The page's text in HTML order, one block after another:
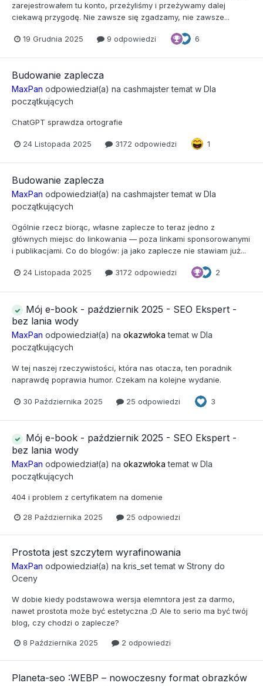
zarejestrowałem tu konto, przeżyliśmy i przeżywamy dalej
ciekawą przygodę. Nie zawsze się zgadzamy, nie zawsze...
19 Grudnia 2025 9 odpowiedzi 6
Budowanie zaplecza
MaxPan odpowiedział(a) na cashmajstertemat w Dla
początkujących
ChatGPT sprawdza ortografie
24 Listopada 2025 3172 odpowiedzi 1
Budowanie zaplecza
MaxPan odpowiedział(a) na cashmajstertemat w Dla
początkujących
Ogólnie rzecz biorąc, własne zaplecze to teraz jedno z
głównych miejsc do linkowania — poza linkami sponsorowanymi
i publikacjami. Co do blogów: ja jako zaplecze nie stawiam już...
24 Listopada 2025 3172 odpowiedzi 2
Mój e-book - październik 2025 - SEO Ekspert -
bez lania wody
MaxPan odpowiedział(a) na okazwłoka temat w Dla
początkujących
W tej naszej rzeczywistości, która nas otacza, ten poradnik
naprawdę poprawia humor. Czekam na kolejne wydanie.
30 Października 2025 25 odpowiedzi 3
Mój e-book - październik 2025 - SEO Ekspert -
bez lania wody
MaxPan odpowiedział(a) na okazwłoka temat w Dla
początkujących
404 i problem z certyfikatem na domenie
28 Października 2025 25 odpowiedzi
Prostota jest szczytem wyrafinowania
MaxPan odpowiedział(a) na kris_settemat w Strony do
Oceny
W dobie kiedy podstawowa wersja elemntora jest za darmo,
nawet prostota może być estetyczna ;D Ale to serio ma być twój
blog, czy chodzi o zaplecze?
8 Października 2025 2 odpowiedzi
Planeta-seo :WEBP – nowoczesny format obrazków